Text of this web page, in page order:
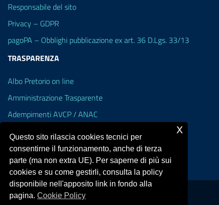
Responsabile del sito
Privacy – GDPR
pagoPA – Obblighi pubblicazione ex art. 36 D.Lgs. 33/13
TRASPARENZA
Albo Pretorio on line
Amministrazione Trasparente
Adempimenti AVCP / ANAC
Dichiarazione di accessibilità
Portale realizzato con la piattaforma
Questo sito rilascia cookies tecnici per
consentirne il funzionamento, anche di terza
parte (ma non extra UE). Per saperne di più sui
cookies e su come gestirli, consulta la policy
disponibile nell'apposito link in fondo alla
pagina.Cookie Policy
x